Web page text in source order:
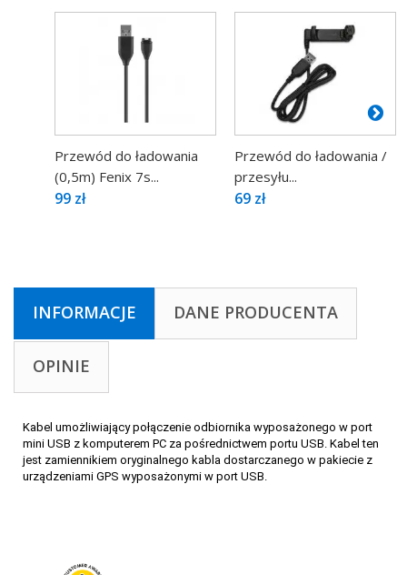
Przewód do ładowania
(0,5m) Fenix 7s...
99 zł
Przewód do ładowania /
przesyłu...
69 zł
INFORMACJE DANE PRODUCENTA
OPINIE
Kabel umożliwiający połączenie odbiornika wyposażonego w port
mini USB z komputerem PC za pośrednictwem portu USB. Kabel ten
jest zamiennikiem oryginalnego kabla dostarczanego w pakiecie z
urządzeniami GPS wyposażonymi w port USB.